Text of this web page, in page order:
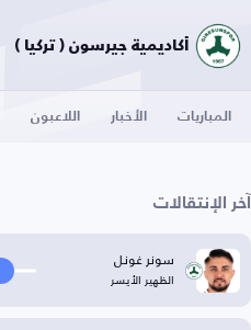
أكاديمية جيرسون ( تركيا )
المباريات الأخبار اللاعبون
آخر الإنتقالات
سونر غونل
الظهير الأيسر